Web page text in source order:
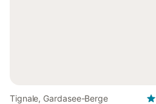
Tignale, Gardasee-Berge